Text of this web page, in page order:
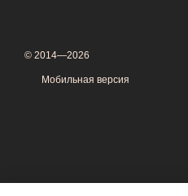
© 2014—2026
Мобильная версия